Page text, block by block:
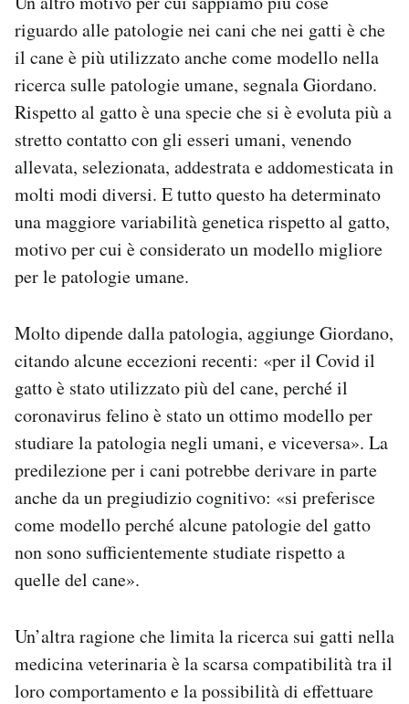
riguardo alle patologie nei cani che nei gatti è che
il cane è più utilizzato anche come modello nella
ricerca sulle patologie umane, segnala Giordano.
Rispetto al gatto è una specie che si è evoluta più a
stretto contatto con gli esseri umani, venendo
allevata, selezionata, addestrata e addomesticata in
molti modi diversi. E tutto questo ha determinato
una maggiore variabilità genetica rispetto al gatto,
motivo per cui è considerato un modello migliore
per le patologie umane.
Molto dipende dalla patologia, aggiunge Giordano,
citando alcune eccezioni recenti: «per il Covid il
gatto è stato utilizzato più del cane, perché il
coronavirus felino è stato un ottimo modello per
studiare la patologia negli umani, e viceversa». La
predilezione per i cani potrebbe derivare in parte
anche da un pregiudizio cognitivo: «si preferisce
come modello perché alcune patologie del gatto
non sono sufficientemente studiate rispetto a
quelle del cane».
Un’altra ragione che limita la ricerca sui gatti nella
medicina veterinaria è la scarsa compatibilità tra il
loro comportamento e la possibilità di effettuare